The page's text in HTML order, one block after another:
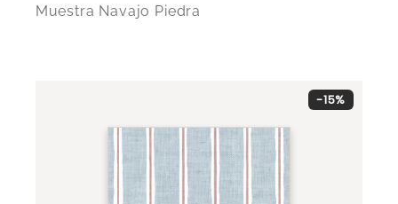
Muestra Navajo Piedra
-15%